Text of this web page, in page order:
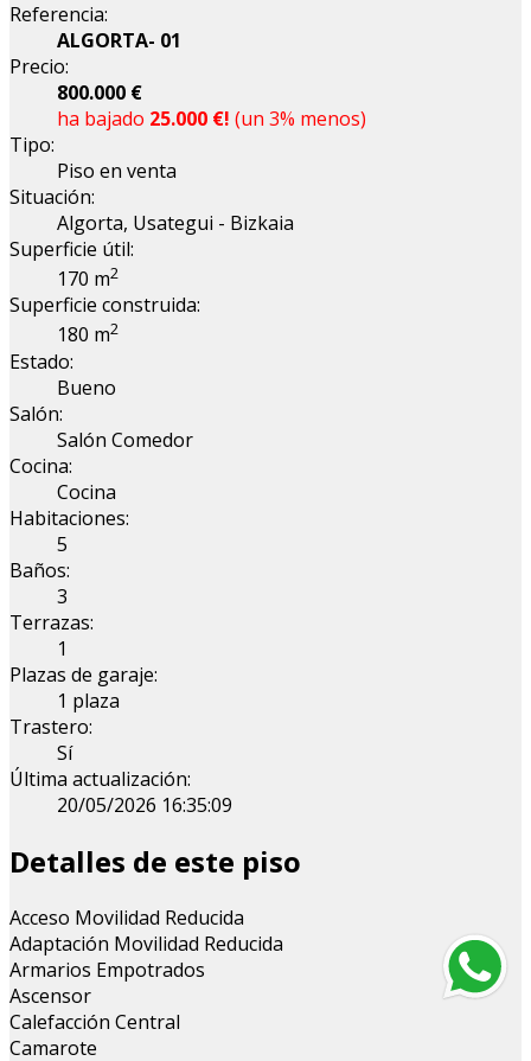
Referencia:
ALGORTA- 01
Precio:
800.000 €
ha bajado 25.000 €! (un 3% menos)
Tipo:
Piso en venta
Situación:
Algorta, Usategui - Bizkaia
Superficie útil:
170 m2
Superficie construida:
180 m2
Estado:
Bueno
Salón:
Salón Comedor
Cocina:
Cocina
Habitaciones:
5
Baños:
3
Terrazas:
1
Plazas de garaje:
1 plaza
Trastero:
Sí
Última actualización:
20/05/2026 16:35:09
Detalles de este piso
Acceso Movilidad Reducida
Adaptación Movilidad Reducida
Armarios Empotrados
Ascensor
Calefacción Central
Camarote